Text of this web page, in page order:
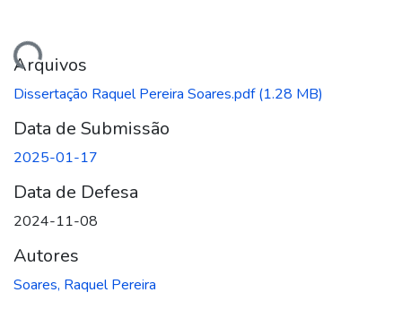
Arquivos
Dissertação Raquel Pereira Soares.pdf(1.28 MB)
Data de Submissão
2025-01-17
Data de Defesa
2024-11-08
Autores
Soares, Raquel Pereira